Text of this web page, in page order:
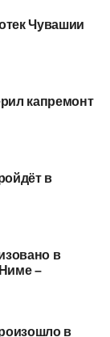
Чувашии
капремонт
в
в
–
в